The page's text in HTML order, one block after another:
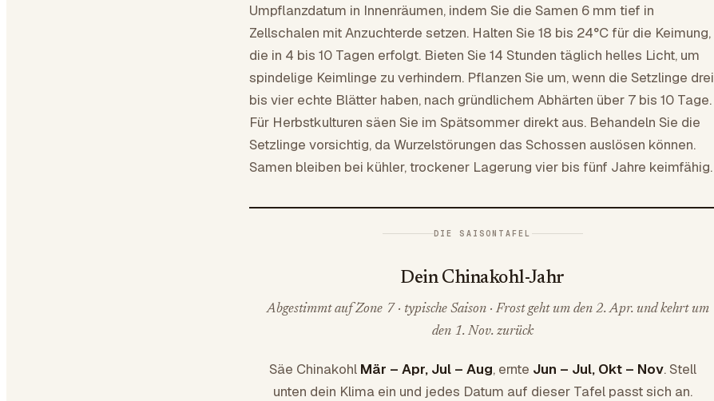
Umpflanzdatum in Innenräumen, indem Sie die Samen 6 mm tief in
Zellschalen mit Anzuchterde setzen. Halten Sie 18 bis 24°C für die Keimung,
die in 4 bis 10 Tagen erfolgt. Bieten Sie 14 Stunden täglich helles Licht, um
spindelige Keimlinge zu verhindern. Pflanzen Sie um, wenn die Setzlinge drei
bis vier echte Blätter haben, nach gründlichem Abhärten über 7 bis 10 Tage.
Für Herbstkulturen säen Sie im Spätsommer direkt aus. Behandeln Sie die
Setzlinge vorsichtig, da Wurzelstörungen das Schossen auslösen können.
Samen bleiben bei kühler, trockener Lagerung vier bis fünf Jahre keimfähig.
DIE SAISONTAFEL
Dein Chinakohl-Jahr
Abgestimmt auf Zone 7 · typische Saison · Frost geht um den 2. Apr. und kehrt um
den 1. Nov. zurück
Säe Chinakohl Mär – Apr, Jul – Aug, ernte Jun – Jul, Okt – Nov. Stell
unten dein Klima ein und jedes Datum auf dieser Tafel passt sich an.